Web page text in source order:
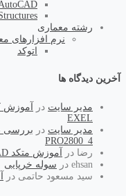
رشته معماری
نرم افزارهای
اتوکد
آخرین دیدگاه ها
مدیر سایت در
آموزش
EXEL
مدیر سایت در
PRO2800_4
رضا در
آموزش متکد MathCAD
ehsan در سوله خرپایی
سید مسعود حاتمی در